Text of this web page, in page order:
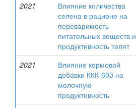
2021
Влияние количества
селена в рационе на
переваримость
питательных веществ и
продуктивность телят
2021
Влияние кормовой
добавки ККК-603 на
молочную
продуктивность